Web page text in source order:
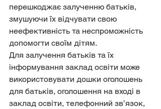
перешкоджає залученню батьків,
змушуючи їх відчувати свою
неефективність та неспроможність
допомогти своїм дітям.
Для залучення батьків та їх
інформування заклад освіти може
використовувати дошки оголошень
для батьків, оголошення на вході в
заклад освіти, телефонний зв’язок,